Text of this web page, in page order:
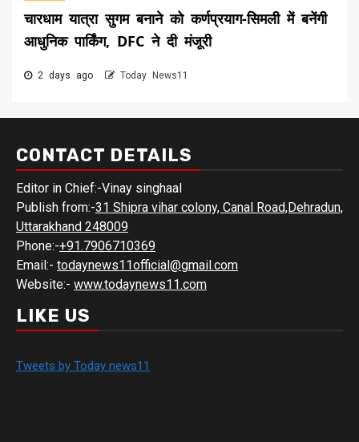
चारधाम यात्रा सुगम बनाने को कर्णप्रयाग-सिमली में बनेंगी
आधुनिक पार्किंग, DFC ने दी मंजूरी
2 days ago Today News11
CONTACT DETAILS
Editor in Chief:-Vinay singhaal
Publish from:-31 Shipra vihar colony, Canal Road,Dehradun,
Uttarakhand 248009
Phone:-+91.7906710369
Email:- todaynews11official@gmail.com
Website:- www.todaynews11.com
LIKE US
Tweets by Today news11